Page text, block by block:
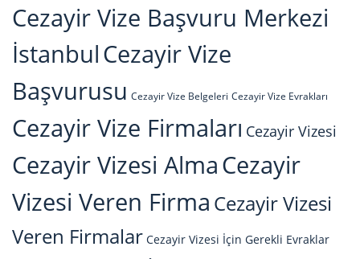
Cezayir Vize Başvuru Merkezi
İstanbulCezayir Vize
Başvurusu Cezayir Vize Belgeleri Cezayir Vize Evrakları
Cezayir Vize Firmaları Cezayir Vizesi
Cezayir Vizesi AlmaCezayir
Vizesi Veren Firma Cezayir Vizesi
Veren Firmalar Cezayir Vizesi İçin Gerekli Evraklar